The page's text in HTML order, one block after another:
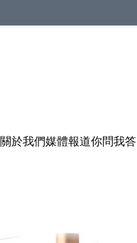
關於我們媒體報道你問我答